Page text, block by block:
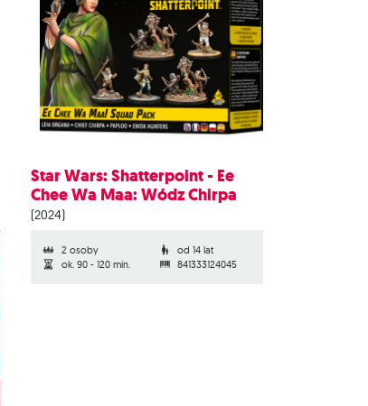
Star Wars: Shatterpoint - Ee
Chee Wa Maa: Wódz Chirpa
(2024)
2 osoby
od 14 lat
ok. 90 - 120 min.
841333124045